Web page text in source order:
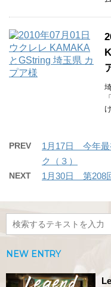
PREV
1月17日 今年最
ク（３）
NEXT 1月30日 第208
NEW ENTRY